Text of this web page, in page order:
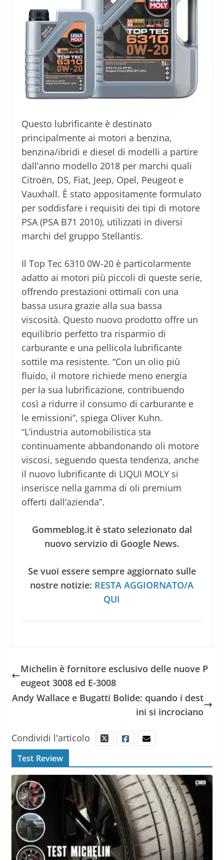
Questo lubrificante è destinato
principalmente ai motori a benzina,
benzina/ibridi e diesel di modelli a partire
dall’anno modello 2018 per marchi quali
Citroën, DS, Fiat, Jeep, Opel, Peugeot e
Vauxhall. È stato appositamente formulato
per soddisfare i requisiti dei tipi di motore
PSA (PSA B71 2010), utilizzati in diversi
marchi del gruppo Stellantis.
Il Top Tec 6310 0W-20 è particolarmente
adatto ai motori più piccoli di queste serie,
offrendo prestazioni ottimali con una
bassa usura grazie alla sua bassa
viscosità. Questo nuovo prodotto offre un
equilibrio perfetto tra risparmio di
carburante e una pellicola lubrificante
sottile ma resistente. “Con un olio più
fluido, il motore richiede meno energia
per la sua lubrificazione, contribuendo
così a ridurre il consumo di carburante e
le emissioni”, spiega Oliver Kuhn.
“L’industria automobilistica sta
continuamente abbandonando oli motore
viscosi, seguendo questa tendenza, anche
il nuovo lubrificante di LIQUI MOLY si
inserisce nella gamma di oli premium
offerti dall’azienda”.
Gommeblog.it è stato selezionato dal
nuovo servizio di Google News.
Se vuoi essere sempre aggiornato sulle
nostre notizie: RESTA AGGIORNATO/A
QUI
Michelin è fornitore esclusivo delle nuove P
eugeot 3008 ed E-3008
Andy Wallace e Bugatti Bolide: quando i dest
ini si incrociano
Condividi l'articolo
Test Review